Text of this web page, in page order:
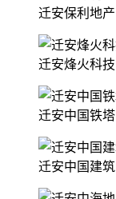
迁安保利地产
迁安烽火科技
迁安中国铁塔
迁安中国建筑